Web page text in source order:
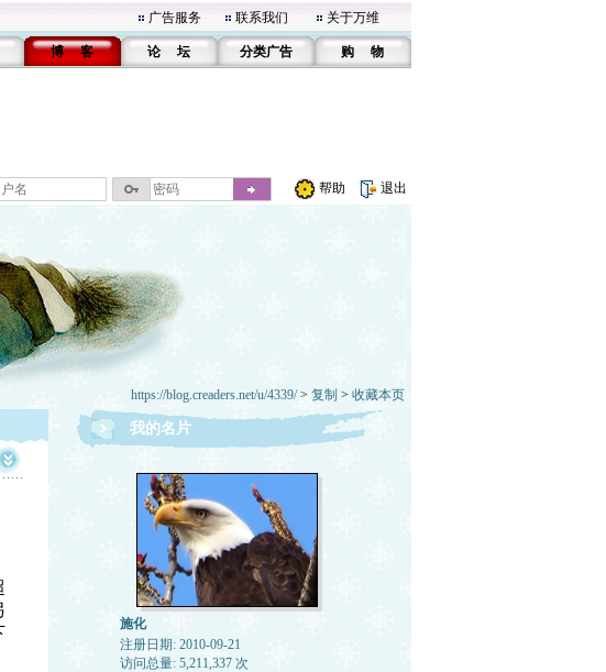
广告服务 联系我们 关于万维
博 客 论 坛 分类广告 购 物
帮助 退出
https://blog.creaders.net/u/4339/> 复制 > 收藏本页
我的名片
施化
注册日期: 2010-09-21
访问总量: 5,211,337 次